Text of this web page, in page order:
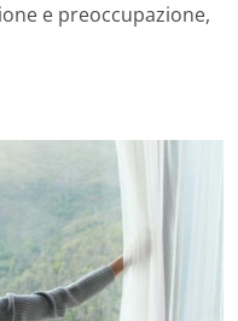
e preoccupazione,